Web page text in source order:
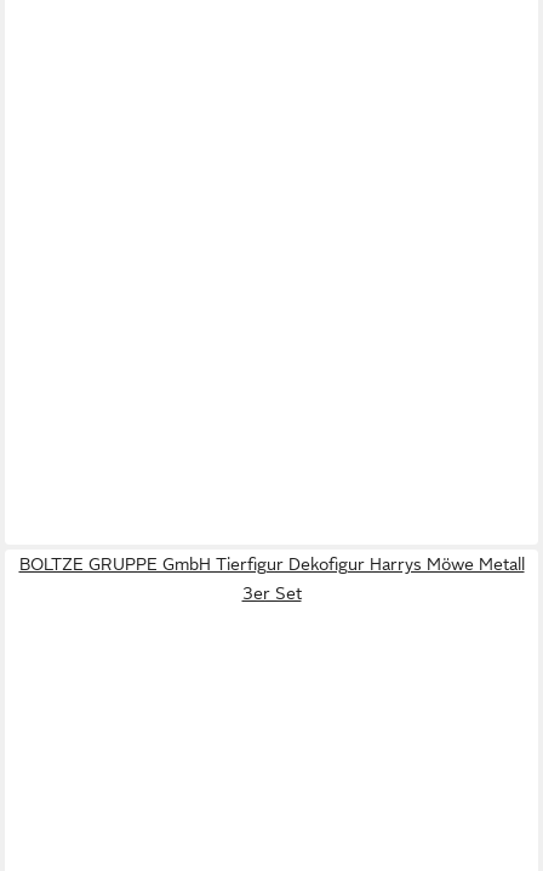
BOLTZE GRUPPE GmbH Tierfigur Dekofigur Harrys Möwe Metall
3er Set